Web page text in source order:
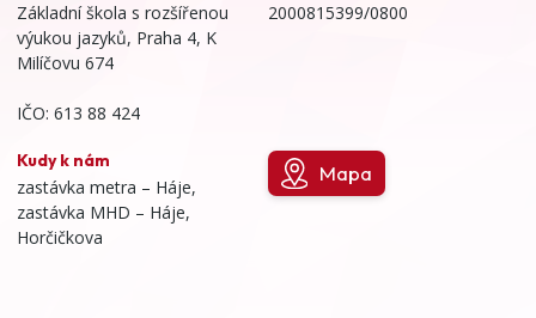
Základní škola s rozšířenou
výukou jazyků, Praha 4, K
Milíčovu 674
IČO: 613 88 424
2000815399/0800
Kudy k nám
zastávka metra – Háje,
zastávka MHD – Háje,
Horčičkova
Mapa